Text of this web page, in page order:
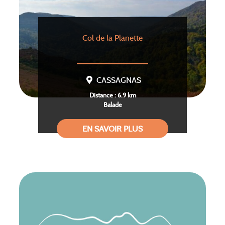
Col de la Planette
CASSAGNAS
Distance : 6.9 km
Balade
EN SAVOIR PLUS